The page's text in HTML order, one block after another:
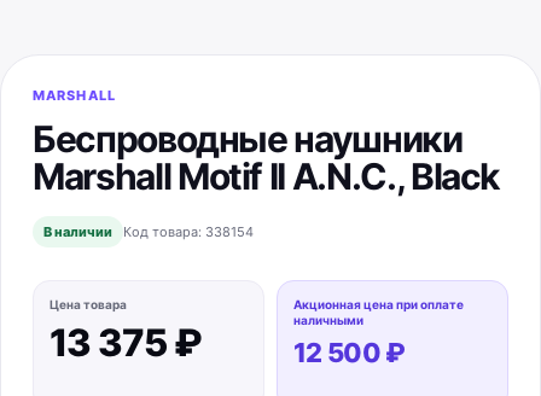
MARSHALL
Беспроводные наушники
Marshall Motif II A.N.C., Black
В наличии Код товара: 338154
Цена товара
13 375 ₽
Акционная цена при оплате
наличными
12 500 ₽